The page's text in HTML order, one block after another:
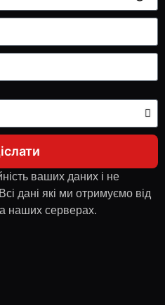
ваших даних і не
дані які ми отримуємо від
наших серверах.